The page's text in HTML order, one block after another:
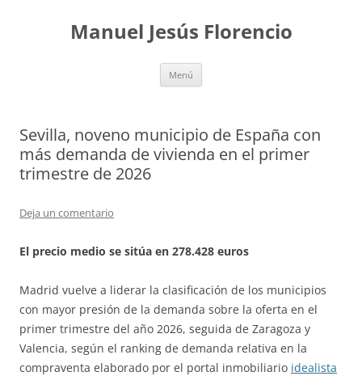
contenidoManuel Jesús Florencio
Menú
Sevilla, noveno municipio de España con
más demanda de vivienda en el primer
trimestre de 2026
Deja un comentario
El precio medio se sitúa en 278.428 euros
Madrid vuelve a liderar la clasificación de los municipios
con mayor presión de la demanda sobre la oferta en el
primer trimestre del año 2026, seguida de Zaragoza y
Valencia, según el ranking de demanda relativa en la
compraventa elaborado por el portal inmobiliario idealista